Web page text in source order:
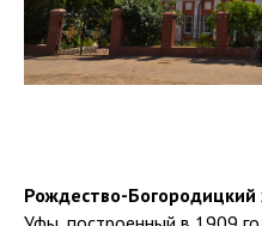
Рождество-Богородицкий